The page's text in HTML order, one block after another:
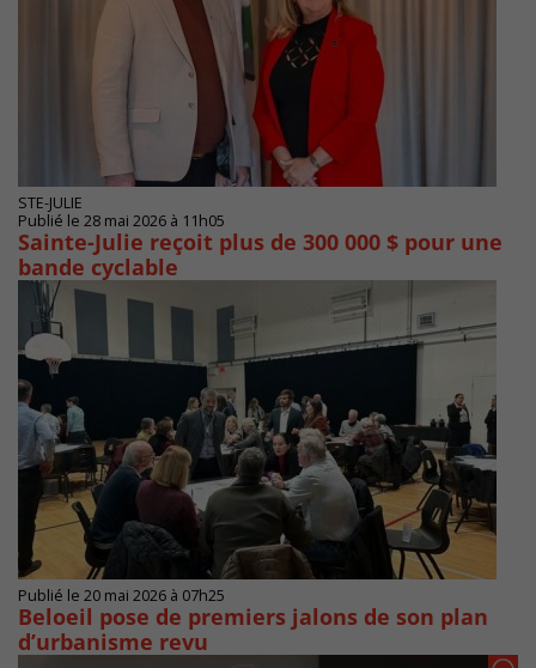
STE-JULIE
Publié le 28 mai 2026 à 11h05
Sainte-Julie reçoit plus de 300 000 $ pour une
bande cyclable
Publié le 20 mai 2026 à 07h25
Beloeil pose de premiers jalons de son plan
d’urbanisme revu